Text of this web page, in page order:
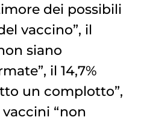
dei possibili
vaccino”, il
siano
il 14,7%
un complotto”,
vaccini “non